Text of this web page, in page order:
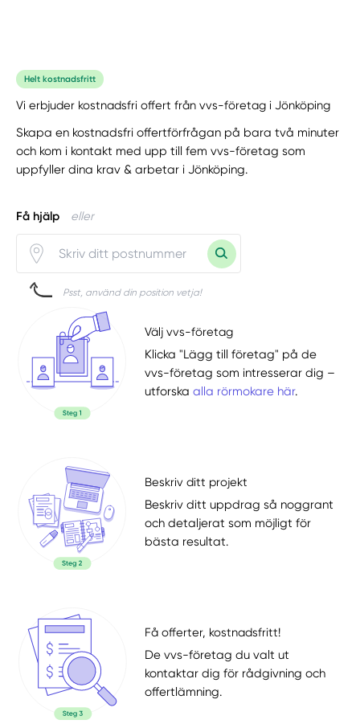
Helt kostnadsfritt
Vi erbjuder kostnadsfri offert från vvs-företag i Jönköping
Skapa en kostnadsfri offertförfrågan på bara två minuter
och kom i kontakt med upp till fem vvs-företag som
uppfyller dina krav & arbetar i Jönköping.
Få hjälp eller
Psst, använd din position vetja!
Välj vvs-företag
Klicka "Lägg till företag" på de
vvs-företag som intresserar dig –
utforskaalla rörmokare här.
Beskriv ditt projekt
Beskriv ditt uppdrag så noggrant
och detaljerat som möjligt för
bästa resultat.
Få offerter, kostnadsfritt!
De vvs-företag du valt ut
kontaktar dig för rådgivning och
offertlämning.